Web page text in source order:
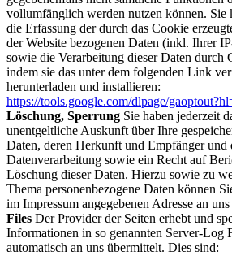
vollumfänglich werden nutzen können. Sie
die Erfassung der durch das Cookie
der Website bezogenen Daten (inkl. Ihrer
sowie die Verarbeitung dieser Daten durch
indem sie das unter dem folgenden Link
herunterladen und installieren:
https://tools.google.com/dlpage/
Löschung, Sperrung Sie haben jederzeit
unentgeltliche Auskunft über Ihre
Daten, deren Herkunft und Empfänger und
Datenverarbeitung sowie ein Recht auf
Löschung dieser Daten. Hierzu sowie zu
Thema personenbezogene Daten können
im Impressum angegebenen Adresse an
Files Der Provider der Seiten erhebt und
Informationen in so genannten Server-Log
automatisch an uns übermittelt. Dies sind: